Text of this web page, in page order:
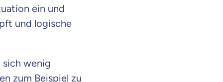
ein und
und logische
sich wenig
zum Beispiel zu